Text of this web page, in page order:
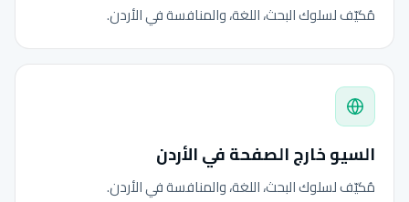
مُكيّف لسلوك البحث، اللغة، والمنافسة في الأردن.
السيو خارج الصفحة في الأردن
مُكيّف لسلوك البحث، اللغة، والمنافسة في الأردن.